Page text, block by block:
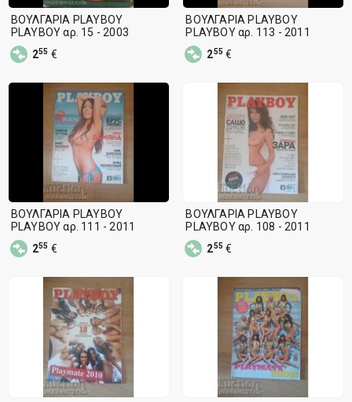
ΒΟΥΛΓΑΡΙΑ PLAYBOY
PLAYBOY αρ. 15 - 2003
255 €
ΒΟΥΛΓΑΡΙΑ PLAYBOY
PLAYBOY αρ. 113 - 2011
255 €
ΒΟΥΛΓΑΡΙΑ PLAYBOY
PLAYBOY αρ. 111 - 2011
255 €
ΒΟΥΛΓΑΡΙΑ PLAYBOY
PLAYBOY αρ. 108 - 2011
255 €